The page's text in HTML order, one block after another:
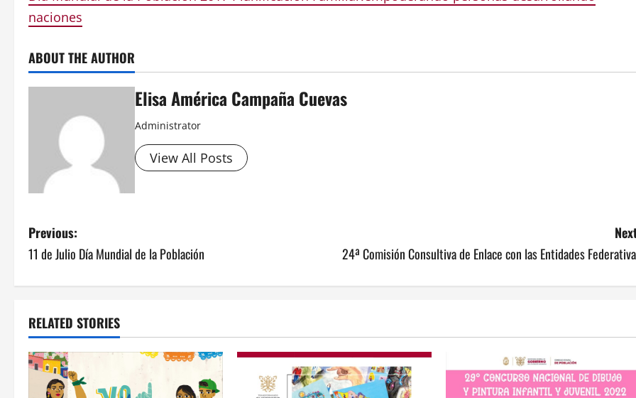
naciones
ABOUT THE AUTHOR
Elisa América Campaña Cuevas
Administrator
View All Posts
P
o
s
t
n
Previous:
11 de Julio Día Mundial de la Población
24ª Comisión Consultiva de Enlace con las Entidades
RELATED STORIES